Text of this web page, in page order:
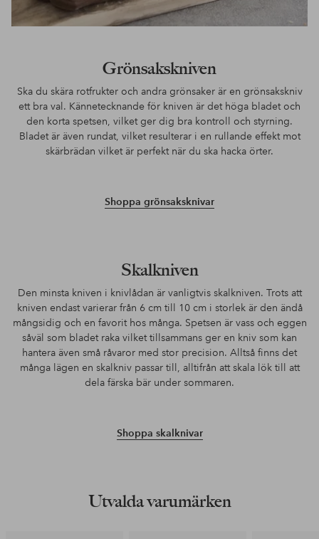
Grönsakskniven
Ska du skära rotfrukter och andra grönsaker är en grönsakskniv
ett bra val. Kännetecknande för kniven är det höga bladet och
den korta spetsen, vilket ger dig bra kontroll och styrning.
Bladet är även rundat, vilket resulterar i en rullande effekt mot
skärbrädan vilket är perfekt när du ska hacka örter.
Shoppa grönsaksknivar
Skalkniven
Den minsta kniven i knivlådan är vanligtvis skalkniven. Trots att
kniven endast varierar från 6 cm till 10 cm i storlek är den ändå
mångsidig och en favorit hos många. Spetsen är vass och eggen
såväl som bladet raka vilket tillsammans ger en kniv som kan
hantera även små råvaror med stor precision. Alltså finns det
många lägen en skalkniv passar till, alltifrån att skala lök till att
dela färska bär under sommaren.
Shoppa skalknivar
Utvalda varumärken